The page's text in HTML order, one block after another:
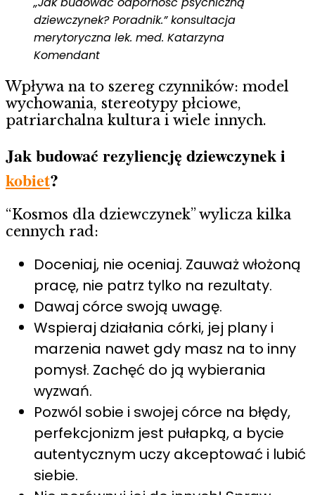
dziewczynek? Poradnik.” konsultacja
merytoryczna lek. med. Katarzyna
Komendant
Wpływa na to szereg czynników: model
wychowania, stereotypy płciowe,
patriarchalna kultura i wiele innych.
Jak budować rezyliencję dziewczynek i
kobiet?
“Kosmos dla dziewczynek” wylicza kilka
cennych rad:
Doceniaj, nie oceniaj. Zauważ włożoną
pracę, nie patrz tylko na rezultaty.
Dawaj córce swoją uwagę.
Wspieraj działania córki, jej plany i
marzenia nawet gdy masz na to inny
pomysł. Zachęć do ją wybierania
wyzwań.
Pozwól sobie i swojej córce na błędy,
perfekcjonizm jest pułapką, a bycie
autentycznym uczy akceptować i lubić
siebie.